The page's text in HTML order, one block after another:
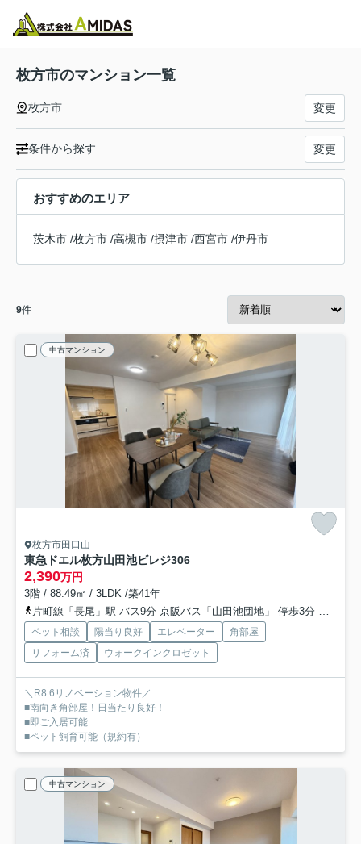
枚方市のマンション一覧
枚方市 変更
条件から探す 変更
おすすめのエリア
茨木市 /枚方市 /高槻市 /摂津市 /西宮市 /伊丹市
9件
中古マンション
枚方市田口山
東急ドエル枚方山田池ビレジ306
2,390万円
3階 / 88.49㎡ / 3LDK /築41年
片町線「長尾」駅 バス9分 京阪バス「山田池団地」 停歩3分
ペット相談 陽当り良好 エレベーター
角部屋
リフォーム済
ウォークインクロゼット
＼R8.6リノベーション物件／
■南向き角部屋！日当たり良好！
■即ご入居可能
■ペット飼育可能（規約有）
中古マンション